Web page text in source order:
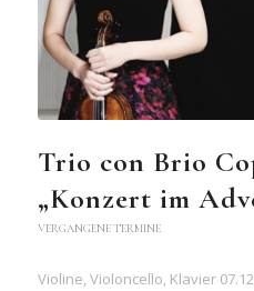
Trio con Brio
„Konzert im
VERGANGENE TERMINE
Violine, Violoncello, Klavier